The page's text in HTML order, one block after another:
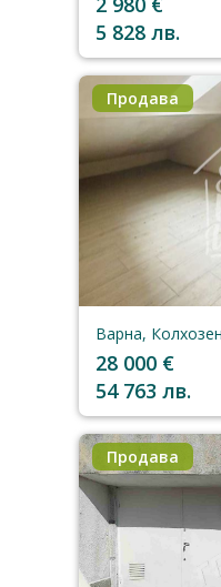
5 828 лв.
Продава
Варна,
28 000 €
54 763 лв.
Продава